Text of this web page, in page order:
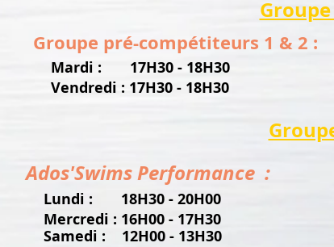
Groupe pré-compétiteurs 1 & 2 :
Mardi : 17H30 - 18H30
Vendredi : 17H30 - 18H30
Ados'Swims Performance :
Lundi : 18H30 - 20H00
Mercredi : 16H00 - 17H30
Samedi : 12H00 - 13H30